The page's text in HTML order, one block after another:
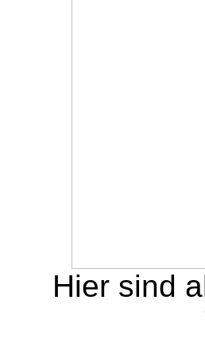
Hier sind